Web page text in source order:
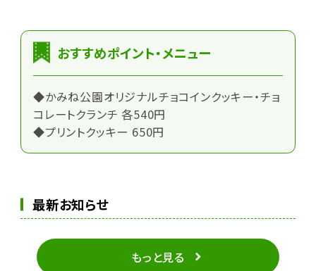
おすすめポイント・メニュー
◆かみね公園オリジナルチョコインクッキー・チョ
コレートクランチ 各540円
◆プリントクッキー 650円
最新お知らせ
もっと見る